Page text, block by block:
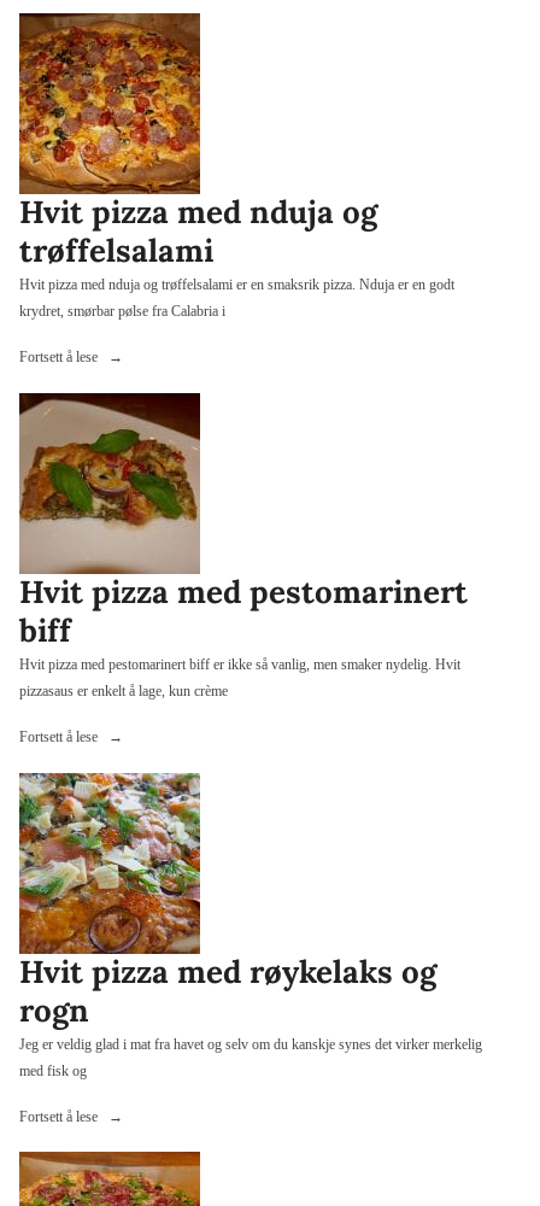
med
kjøttdeig»
Hvit pizza med nduja og
trøffelsalami
Hvit pizza med nduja og trøffelsalami er en smaksrik pizza. Nduja er en godt
krydret, smørbar pølse fra Calabria i
Fortsett å lese
«Hvit
med
nduja
og
trøffelsalami»
Hvit pizza med pestomarinert
biff
Hvit pizza med pestomarinert biff er ikke så vanlig, men smaker nydelig. Hvit
pizzasaus er enkelt å lage, kun crème
Fortsett å lese
«Hvit
med
pestomarinert
biff»
Hvit pizza med røykelaks og
rogn
Jeg er veldig glad i mat fra havet og selv om du kanskje synes det virker merkelig
med fisk og
Fortsett å lese
«Hvit
med
røykelaks